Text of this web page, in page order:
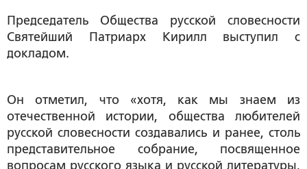
Председатель Общества русской словесности
Святейший Патриарх Кирилл выступил с
докладом.
Он отметил, что «хотя, как мы знаем из
отечественной истории, общества любителей
русской словесности создавались и ранее, столь
представительное собрание, посвященное
вопросам русского языка и русской литературы,